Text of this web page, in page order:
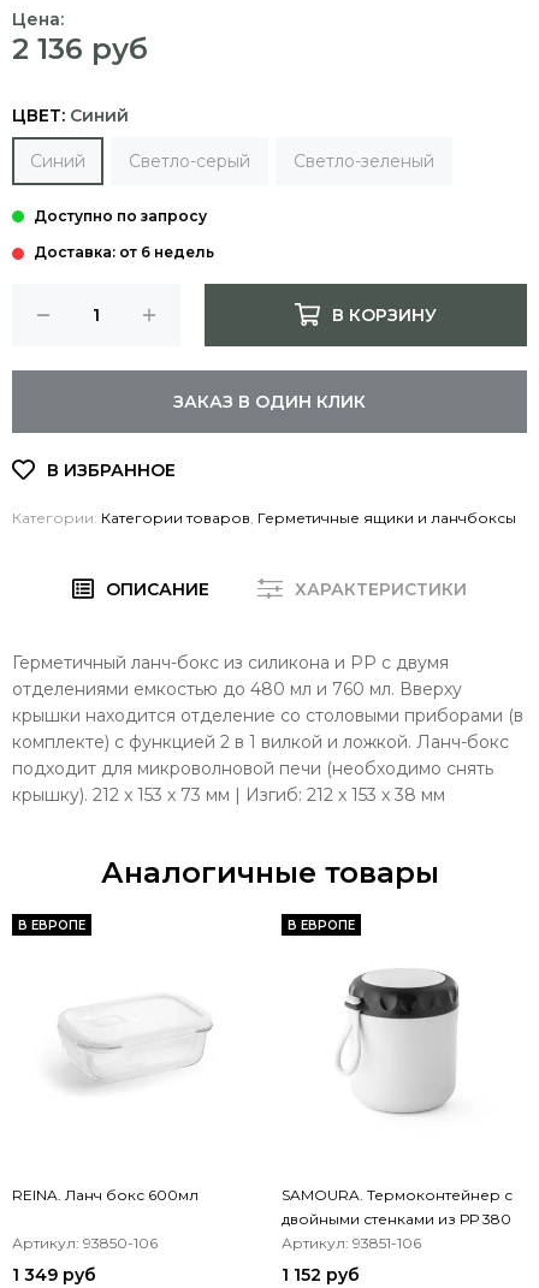
Цена:
2 136 руб
ЦВЕТ: Синий
Синий Светло-серый Светло-зеленый
Доставка: от 6 недель
В КОРЗИНУ
ЗАКАЗ В ОДИН КЛИК
Категории: Категории товаров Герметичные ящики и ланчбоксы
ОПИСАНИЕ ХАРАКТЕРИСТИКИ
Герметичный ланч-бокс из силикона и РР с двумя
отделениями емкостью до 480 мл и 760 мл. Вверху
крышки находится отделение со столовыми приборами (в
комплекте) с функцией 2 в 1 вилкой и ложкой. Ланч-бокс
подходит для микроволновой печи (необходимо снять
крышку). 212 x 153 x 73 мм | Изгиб: 212 x 153 x 38 мм
Аналогичные товары
В ЕВРОПЕ
REINA. Ланч бокс 600мл
Артикул: 93850-106
1 349 руб
В ЕВРОПЕ
SAMOURA. Термоконтейнер с
двойными стенками из РР 380
мл
Артикул: 93851-106
1 152 руб